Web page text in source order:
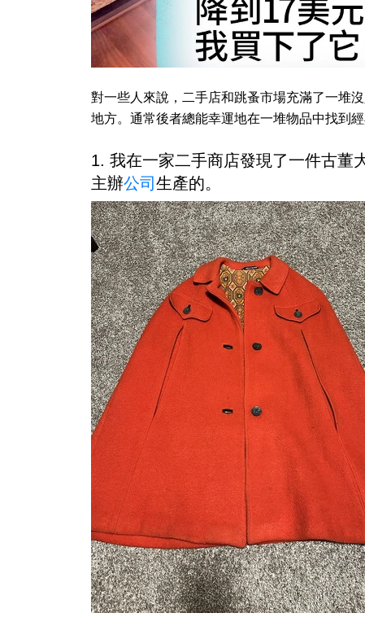
對一些人來說，二手店和跳蚤市場充滿了一堆
地方。通常後者總能幸運地在一堆物品中找到
1. 我在一家二手商店發現了一件古董
主辦公司 生產的。